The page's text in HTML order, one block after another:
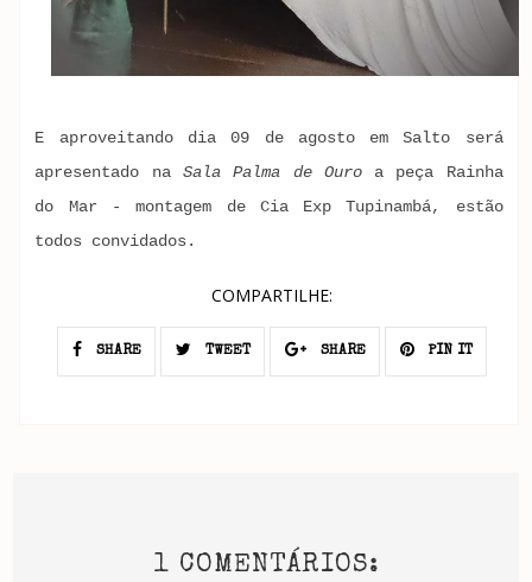
E aproveitando dia 09 de agosto em Salto será
apresentado na Sala Palma de Ouroa peça Rainha
do Mar - montagem de Cia Exp Tupinambá, estão
todos convidados.
COMPARTILHE:
SHARE TWEET SHARE PIN IT
1 COMENTÁRIOS: